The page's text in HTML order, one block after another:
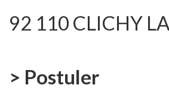
92 110 CLICHY
> Postuler